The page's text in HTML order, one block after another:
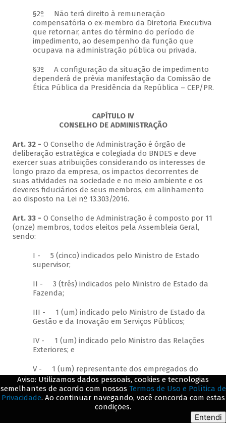
§2º Não terá direito à remuneração
compensatória o ex-membro da Diretoria Executiva
que retornar, antes do término do período de
impedimento, ao desempenho da função que
ocupava na administração pública ou privada.
§3º A configuração da situação de impedimento
dependerá de prévia manifestação da Comissão de
Ética Pública da Presidência da República – CEP/PR.
CAPÍTULO IV
CONSELHO DE ADMINISTRAÇÃO
Art. 32 - O Conselho de Administração é órgão de
deliberação estratégica e colegiada do BNDES e deve
exercer suas atribuições considerando os interesses de
longo prazo da empresa, os impactos decorrentes de
suas atividades na sociedade e no meio ambiente e os
deveres fiduciários de seus membros, em alinhamento
ao disposto na Lei nº 13.303/2016.
Art. 33 - O Conselho de Administração é composto por 11
(onze) membros, todos eleitos pela Assembleia Geral,
sendo:
I - 5 (cinco) indicados pelo Ministro de Estado
supervisor;
II - 3 (três) indicados pelo Ministro de Estado da
Fazenda;
III - 1 (um) indicado pelo Ministro de Estado da
Gestão e da Inovação em Serviços Públicos;
IV - 1 (um) indicado pelo Ministro das Relações
Exteriores; e
V - 1 (um) representante dos empregados do
BNDES escolhido dentre os empregados ativos,
pelo voto direto de seus pares, nos moldes da Lei
nº 12.353, de 28 de dezembro de 2010.
§1º O Presidente do Conselho de Administração e
Aviso: Utilizamos dados pessoais, cookies e tecnologias
semelhantes de acordo com nossos Termos de Uso e Política de
Privacidade. Ao continuar navegando, você concorda com estas
condições.
Entendi